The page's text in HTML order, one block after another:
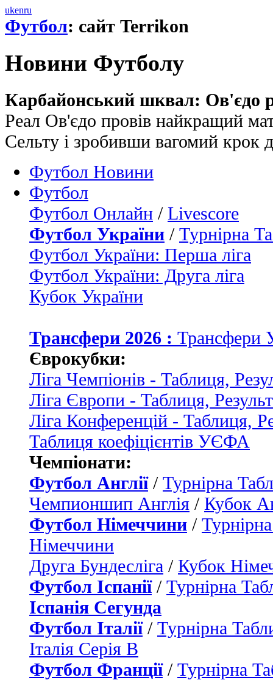
ukenru
Футбол: сайт Terrikon
Новини Футболу
Карбайонський шквал: Ов'єдо
Реал Ов'єдо провів найкращий
Сельту і зробивши вагомий крок
Футбол Новини
Футбол
Футбол Онлайн / Livescore
Футбол України / Турнірна
Футбол України: Перша ліга
Футбол України: Друга ліга
Кубок України
Трансфери 2026 : Трансфери
Єврокубки:
Ліга Чемпіонів - Таблиця,
Ліга Європи - Таблиця,
Ліга Конференцій - Таблиця,
Таблиця коефіцієнтів УЄФА
Чемпіонати:
Футбол Англії/ Турнірна
Чемпионшип Англія / Кубок
Футбол Німеччини /
Німеччини
Друга Бундесліга / Кубок
Футбол Іспанії/ Турнірна
Іспанія Сегунда
Футбол Італії/ Турнірна
Італія Серія B
Футбол Франції/ Турнірна